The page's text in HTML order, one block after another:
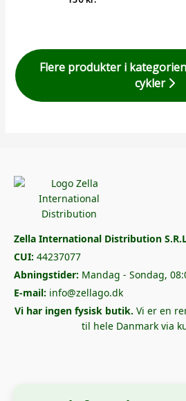
Flere produkter i
cykler
Zella International Distribution
CUI: 44237077
Abningstider: Mandag - Sondag,
E-mail: info@zellago.dk
Vi har ingen fysisk butik. Vi er en
til hele Danmark via